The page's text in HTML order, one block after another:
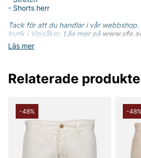
Läs mer
- Shorts herr
Tack för att du handlar i vår
butik i Vingåker. Läs mer på
Relaterade
-48% -48%